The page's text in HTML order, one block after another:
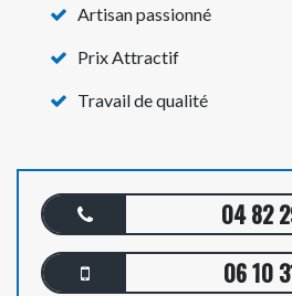
Artisan passionné
Prix Attractif
Travail de qualité
04 82
06 10